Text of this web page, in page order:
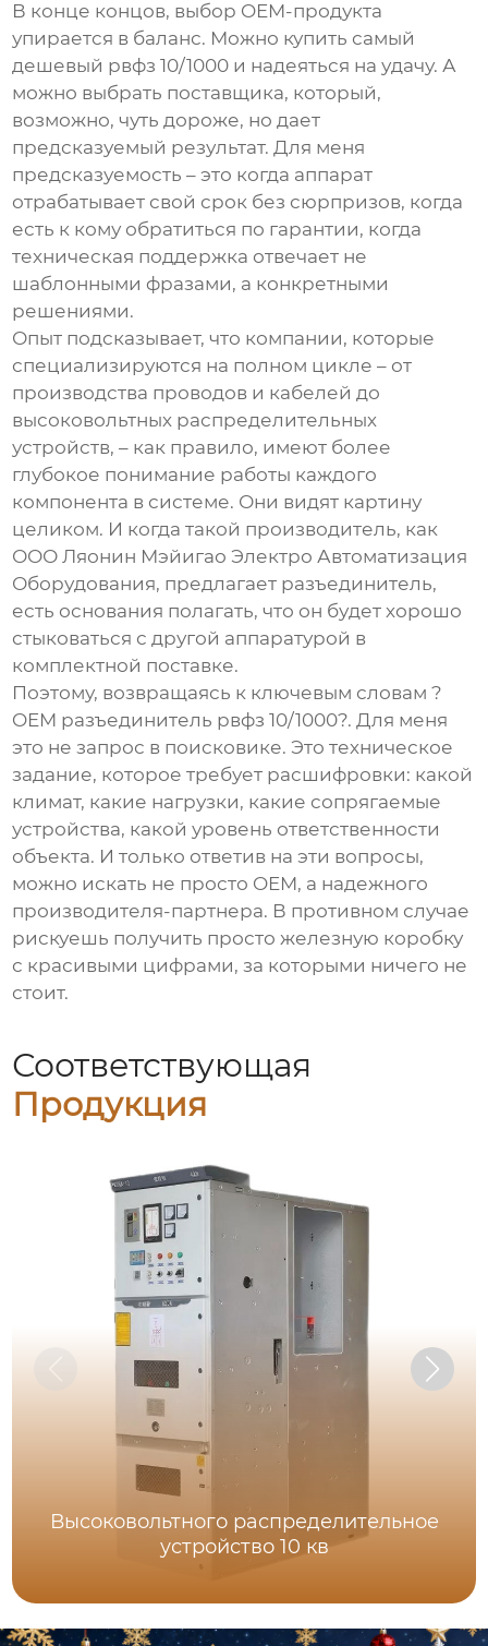
В конце концов, выбор OEM-продукта
упирается в баланс. Можно купить самый
дешевый рвфз 10/1000 и надеяться на удачу. А
можно выбрать поставщика, который,
возможно, чуть дороже, но дает
предсказуемый результат. Для меня
предсказуемость – это когда аппарат
отрабатывает свой срок без сюрпризов, когда
есть к кому обратиться по гарантии, когда
техническая поддержка отвечает не
шаблонными фразами, а конкретными
решениями.
Опыт подсказывает, что компании, которые
специализируются на полном цикле – от
производства проводов и кабелей до
высоковольтных распределительных
устройств, – как правило, имеют более
глубокое понимание работы каждого
компонента в системе. Они видят картину
целиком. И когда такой производитель, как
ООО Ляонин Мэйигао Электро Автоматизация
Оборудования, предлагает разъединитель,
есть основания полагать, что он будет хорошо
стыковаться с другой аппаратурой в
комплектной поставке.
Поэтому, возвращаясь к ключевым словам ?
OEM разъединитель рвфз 10/1000?. Для меня
это не запрос в поисковике. Это техническое
задание, которое требует расшифровки: какой
климат, какие нагрузки, какие сопрягаемые
устройства, какой уровень ответственности
объекта. И только ответив на эти вопросы,
можно искать не просто OEM, а надежного
производителя-партнера. В противном случае
рискуешь получить просто железную коробку
с красивыми цифрами, за которыми ничего не
стоит.
Соответствующая
Продукция
Высоковольтного распределительное
устройство 10 кв